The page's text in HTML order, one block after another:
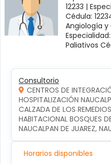
12233 |
Cédula:
Angiología y
Paliativos
Consultorio
CENTROS DE
HOSPITALIZACIÓN
CALZADA DE LOS
HABITACIONAL BOSQUES
NAUCALPAN DE JUAREZ,
Horarios disponibles